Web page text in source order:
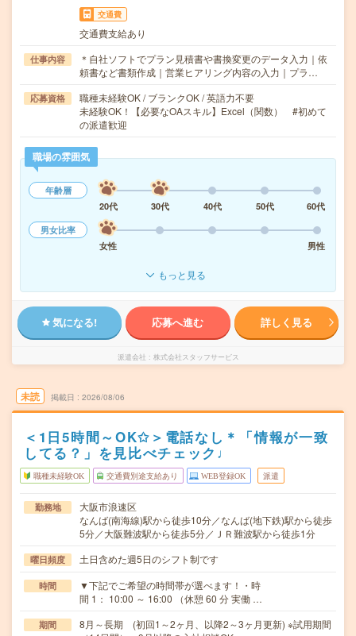
交通費
交通費支給あり
仕事内容
＊自社ソフトでプラン見積書や書換変更のデータ入力｜依
頼書など書類作成｜営業ヒアリング内容の入力｜プラ…
応募資格
職種未経験OK / ブランクOK / 英語力不要
未経験OK！【必要なOAスキル】Excel（関数） #初めて
の派遣歓迎
職場の雰囲気
年齢層
20代
30代 40代 50代
60代
男女比率
女性
男性
もっと見る
気になる! 応募へ進む 詳しく見る
派遣会社 株式会社スタッフサービス
未読 掲載日 2026/08/06
＜1日5時間～OK✩＞電話なし＊「情報が一致
してる？」を見比べチェック♩
職種未経験OK 交通費別途支給あり WEB登録OK 派遣
勤務地
大阪市浪速区
なんば(南海線)駅から徒歩10分／なんば(地下鉄)駅から徒歩
5分／大阪難波駅から徒歩5分／ＪＲ難波駅から徒歩1分
曜日頻度 土日含めた週5日のシフト制です
時間
▼下記でご希望の時間帯が選べます！・時
間 1： 10:00 ～ 16:00 （休憩 60 分 実働 …
期間
8月～長期 (初回1～2ヶ月、以降2～3ヶ月更新) ※試用期間